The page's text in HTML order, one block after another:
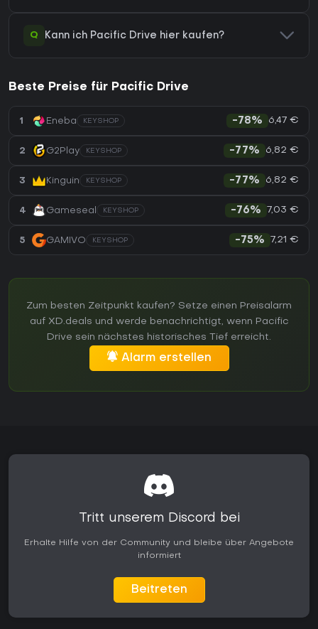
Q Kann ich Pacific Drive hier kaufen?
Beste Preise für Pacific Drive
1 Eneba KEYSHOP -78% 6,47 €
2 G2Play KEYSHOP -77% 6,82 €
3 Kinguin KEYSHOP -77% 6,82 €
4 Gameseal KEYSHOP -76% 7,03 €
5 GAMIVO KEYSHOP -75% 7,21 €
Zum besten Zeitpunkt kaufen? Setze einen Preisalarm
auf XD.deals und werde benachrichtigt, wenn Pacific
Drive sein nächstes historisches Tief erreicht.
Alarm erstellen
Tritt unserem Discord bei
Erhalte Hilfe von der Community und bleibe über Angebote
informiert
Beitreten